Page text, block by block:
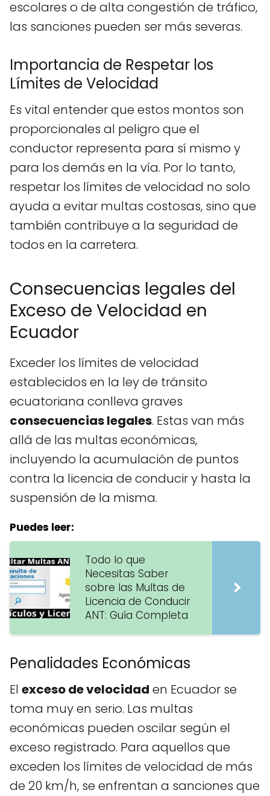
escolares o de alta congestión de tráfico,
las sanciones pueden ser más severas.
Importancia de Respetar los
Límites de Velocidad
Es vital entender que estos montos son
proporcionales al peligro que el
conductor representa para sí mismo y
para los demás en la vía. Por lo tanto,
respetar los límites de velocidad no solo
ayuda a evitar multas costosas, sino que
también contribuye a la seguridad de
todos en la carretera.
Consecuencias legales del
Exceso de Velocidad en
Ecuador
Exceder los límites de velocidad
establecidos en la ley de tránsito
ecuatoriana conlleva graves
consecuencias legales. Estas van más
allá de las multas económicas,
incluyendo la acumulación de puntos
contra la licencia de conducir y hasta la
suspensión de la misma.
Puedes leer:
Todo lo que
Necesitas Saber
sobre las Multas de
Licencia de Conducir
ANT: Guía Completa
Penalidades Económicas
El exceso de velocidad en Ecuador se
toma muy en serio. Las multas
económicas pueden oscilar según el
exceso registrado. Para aquellos que
exceden los límites de velocidad de más
de 20 km/h, se enfrentan a sanciones que